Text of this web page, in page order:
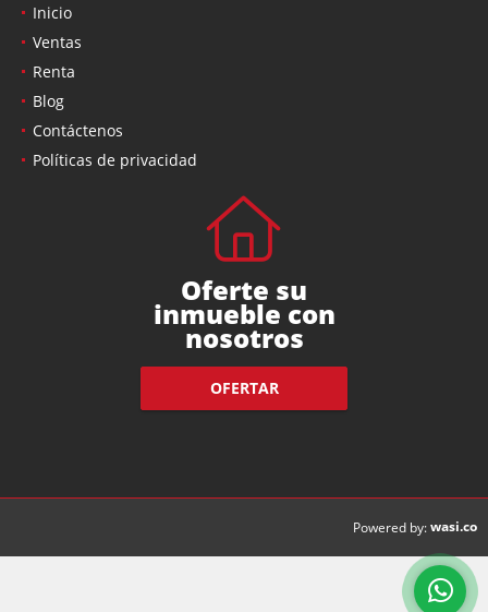
Inicio
Ventas
Renta
Blog
Contáctenos
Políticas de privacidad
Oferte su
inmueble con
nosotros
OFERTAR
Powered by:wasi.co